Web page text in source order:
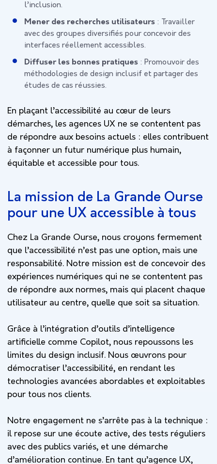
l’inclusion.
Mener des recherches utilisateurs : Travailler
avec des groupes diversifiés pour concevoir des
interfaces réellement accessibles.
Diffuser les bonnes pratiques : Promouvoir des
méthodologies de design inclusif et partager des
études de cas réussies.
En plaçant l’accessibilité au cœur de leurs
démarches, les agences UX ne se contentent pas
de répondre aux besoins actuels : elles contribuent
à façonner un futur numérique plus humain,
équitable et accessible pour tous.
La mission de La Grande Ourse
pour une UX accessible à tous
Chez La Grande Ourse, nous croyons fermement
que l’accessibilité n’est pas une option, mais une
responsabilité. Notre mission est de concevoir des
expériences numériques qui ne se contentent pas
de répondre aux normes, mais qui placent chaque
utilisateur au centre, quelle que soit sa situation.
Grâce à l’intégration d’outils d’intelligence
artificielle comme Copilot, nous repoussons les
limites du design inclusif. Nous œuvrons pour
démocratiser l’accessibilité, en rendant les
technologies avancées abordables et exploitables
pour tous nos clients.
Notre engagement ne s’arrête pas à la technique :
il repose sur une écoute active, des tests réguliers
avec des publics variés, et une démarche
d’amélioration continue. En tant qu’agence UX,